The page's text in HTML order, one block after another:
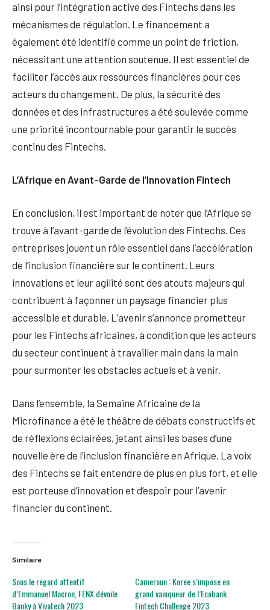
ainsi pour l’intégration active des Fintechs dans les
mécanismes de régulation. Le financement a
également été identifié comme un point de friction,
nécessitant une attention soutenue. Il est essentiel de
faciliter l’accès aux ressources financières pour ces
acteurs du changement. De plus, la sécurité des
données et des infrastructures a été soulevée comme
une priorité incontournable pour garantir le succès
continu des Fintechs.
L’Afrique en Avant-Garde de l’Innovation Fintech
En conclusion, il est important de noter que l’Afrique se
trouve à l’avant-garde de l’évolution des Fintechs. Ces
entreprises jouent un rôle essentiel dans l’accélération
de l’inclusion financière sur le continent. Leurs
innovations et leur agilité sont des atouts majeurs qui
contribuent à façonner un paysage financier plus
accessible et durable. L’avenir s’annonce prometteur
pour les Fintechs africaines, à condition que les acteurs
du secteur continuent à travailler main dans la main
pour surmonter les obstacles actuels et à venir.
Dans l’ensemble, la Semaine Africaine de la
Microfinance a été le théâtre de débats constructifs et
de réflexions éclairées, jetant ainsi les bases d’une
nouvelle ère de l’inclusion financière en Afrique. La voix
des Fintechs se fait entendre de plus en plus fort, et elle
est porteuse d’innovation et d’espoir pour l’avenir
financier du continent.
Similaire
Sous le regard attentif
d’Emmanuel Macron, FENX dévoile
Banky à Vivatech 2023
Cameroun : Koree s’impose en
grand vainqueur de l’Ecobank
Fintech Challenge 2023